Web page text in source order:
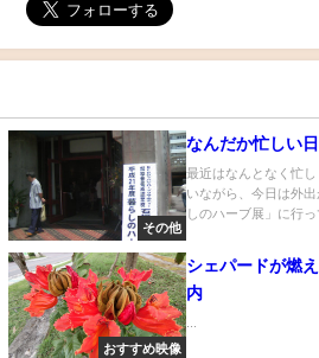
その他
なんだか忙しい
最近はなんとなく忙
いながら、今日は外
しのハーブ展」に行っ
おすすめ映像
シェパードが燃
内